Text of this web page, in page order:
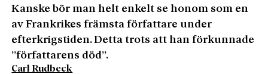
Kanske bör man helt enkelt se honom som en
av Frankrikes främsta författare under
efterkrigstiden. Detta trots att han förkunnade
”författarens död”.
Carl Rudbeck